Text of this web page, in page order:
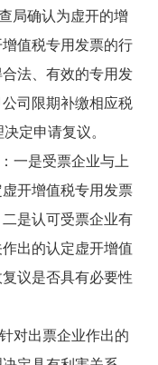
局确认为虚开的增
值税专用发票的行
法、有效的专用发
司限期补缴相应税
定申请复议。
一是受票企业与上
开增值税专用发票
是认可受票企业有
出的认定虚开增值
议是否具有必要性
对出票企业作出的